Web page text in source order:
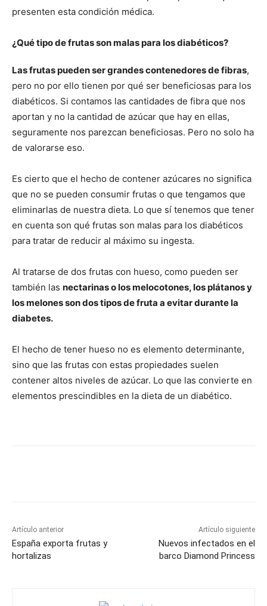
presenten esta condición médica.
¿Qué tipo de frutas son malas para los diabéticos?
Las frutas pueden ser grandes contenedores de fibras,
pero no por ello tienen por qué ser beneficiosas para los
diabéticos. Si contamos las cantidades de fibra que nos
aportan y no la cantidad de azúcar que hay en ellas,
seguramente nos parezcan beneficiosas. Pero no solo ha
de valorarse eso.
Es cierto que el hecho de contener azúcares no significa
que no se pueden consumir frutas o que tengamos que
eliminarlas de nuestra dieta. Lo que sí tenemos que tener
en cuenta son qué frutas son malas para los diabéticos
para tratar de reducir al máximo su ingesta.
Al tratarse de dos frutas con hueso, como pueden ser
también las nectarinas o los melocotones, los plátanos y
los melones son dos tipos de fruta a evitar durante la
diabetes.
El hecho de tener hueso no es elemento determinante,
sino que las frutas con estas propiedades suelen
contener altos niveles de azúcar. Lo que las convierte en
elementos prescindibles en la dieta de un diabético.
Artículo anterior
España exporta frutas y
hortalizas
Artículo siguiente
Nuevos infectados en el
barco Diamond Princess